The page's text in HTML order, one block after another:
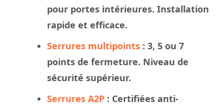
pour portes intérieures. Installation
rapide et efficace.
Serrures multipoints : 3, 5 ou 7
points de fermeture. Niveau de
sécurité supérieur.
Serrures A2P : Certifiées anti-